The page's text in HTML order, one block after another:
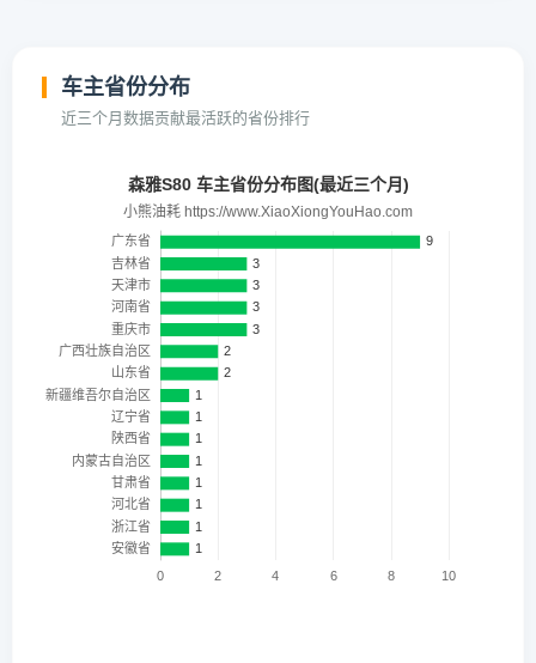
车主省份分布
近三个月数据贡献最活跃的省份排行